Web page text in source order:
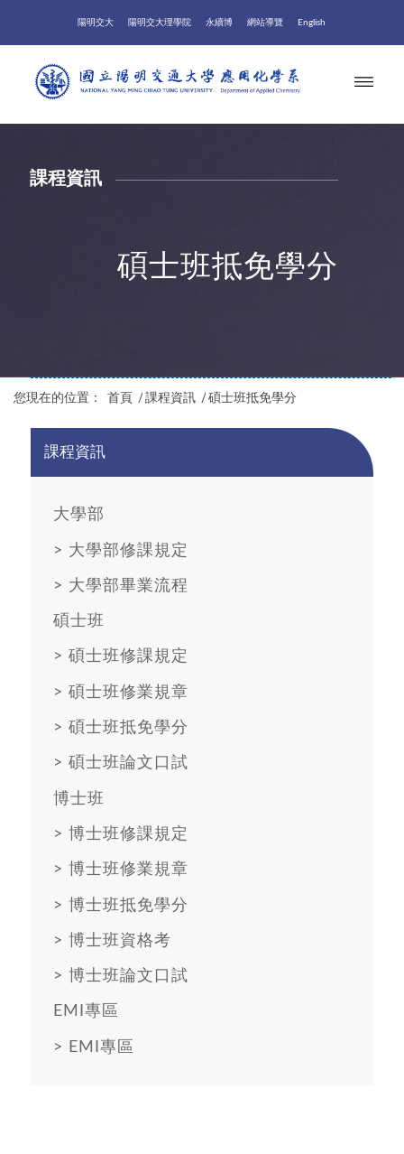
陽明交大 陽明交大理學院 永續博 網站導覽 English
您現在的位置： 首頁 / 課程資訊 / 碩士班抵免學分
課程資訊
碩士班抵免學分
課程資訊
大學部
> 大學部修課規定
> 大學部畢業流程
碩士班
> 碩士班修課規定
> 碩士班修業規章
> 碩士班抵免學分
> 碩士班論文口試
博士班
> 博士班修課規定
> 博士班修業規章
> 博士班抵免學分
> 博士班資格考
> 博士班論文口試
EMI專區
> EMI專區